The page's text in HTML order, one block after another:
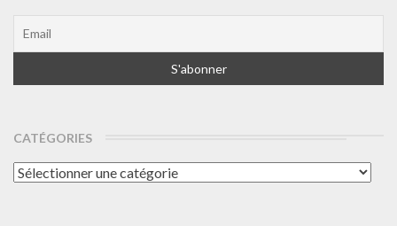
CATÉGORIES
Catégories